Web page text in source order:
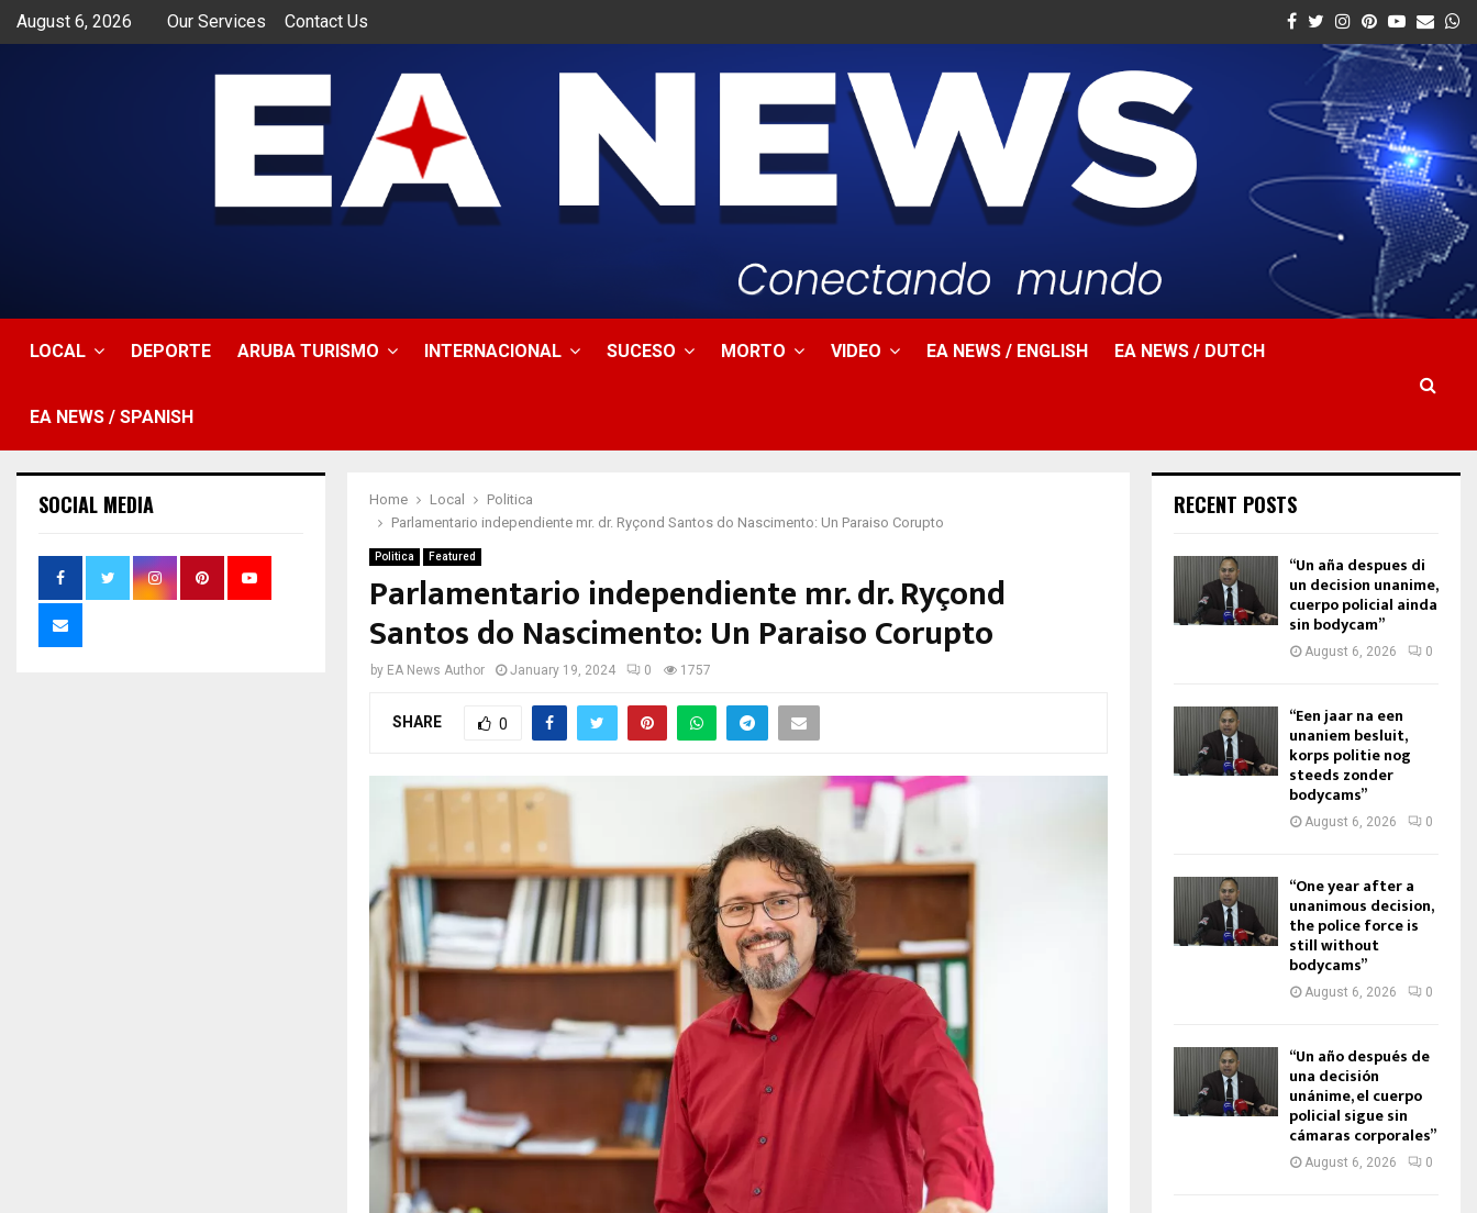
August 6, 2026 Our Services Contact Us Facebook
Twitter
Instagram
Pinterest
Youtube
Email
LOCAL DEPORTE ARUBA TURISMO INTERNACIONAL SUCESO MORTO VIDEO EA NEWS / ENGLISH EA NEWS / DUTCH
EA NEWS / SPANISH
Home Local
Politica
Parlamentario independiente mr. dr. Ryçond Santos do Nascimento: Un Paraiso Corupto
Politica Featured
Parlamentario independiente mr. dr. Ryçond
Santos do Nascimento: Un Paraiso Corupto
by EA News Author January 19, 2024 0 1757
SHARE 0
SOCIAL MEDIA RECENT POSTS
“Un aña despues di
un decision unanime,
cuerpo policial ainda
sin bodycam”
August 6, 2026 0
“Een jaar na een
unaniem besluit,
korps politie nog
steeds zonder
bodycams”
August 6, 2026 0
“One year after a
unanimous decision,
the police force is
still without
bodycams”
August 6, 2026 0
“Un año después de
una decisión
unánime, el cuerpo
policial sigue sin
cámaras corporales”
August 6, 2026 0